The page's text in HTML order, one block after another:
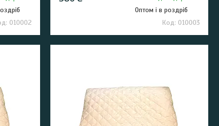
010002
Оптом і в роздріб
010003